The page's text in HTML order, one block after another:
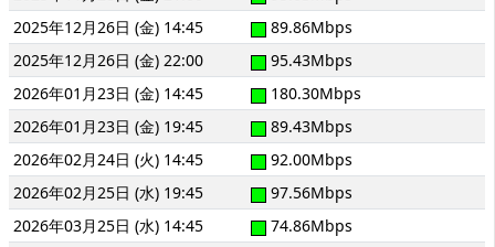
2025年12月26日 (金) 14:45
89.86Mbps
2025年12月26日 (金) 22:00
95.43Mbps
2026年01月23日 (金) 14:45
180.30Mbps
2026年01月23日 (金) 19:45
89.43Mbps
2026年02月24日 (火) 14:45
92.00Mbps
2026年02月25日 (水) 19:45
97.56Mbps
2026年03月25日 (水) 14:45
74.86Mbps